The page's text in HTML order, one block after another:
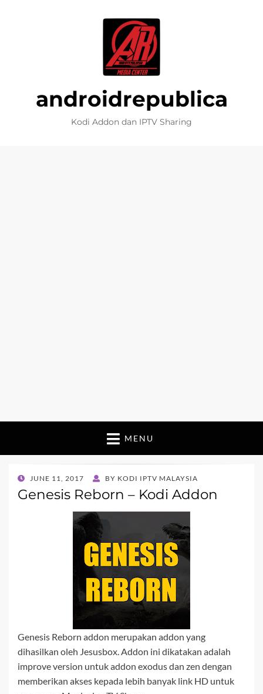
androidrepublica
Kodi Addon dan IPTV Sharing
MENU
POSTED
ON
JUNE 11, 2017 BY KODI IPTV MALAYSIA
Genesis Reborn – Kodi Addon
Genesis Reborn addon merupakan addon yang
dihasilkan oleh Jesusbox. Addon ini dikatakan adalah
improve version untuk addon exodus dan zen dengan
memberikan akses kepada lebih banyak link HD untuk